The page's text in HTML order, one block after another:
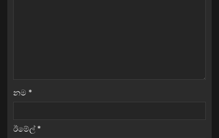
නම *
ඊමේල් *